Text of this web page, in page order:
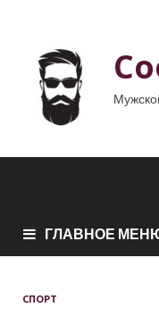
ГЛАВНОЕ
СПОРТ